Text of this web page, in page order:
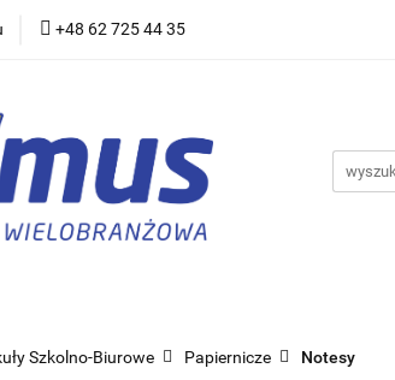
+48 62 725 44 35
Artykuły Szkolno-Biurowe
Szkolno-Biurowe Papiernicze Notesy